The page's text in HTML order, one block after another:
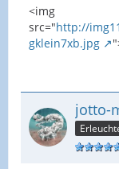
<img
src="http://
gklein7xb.jpg
jotto-